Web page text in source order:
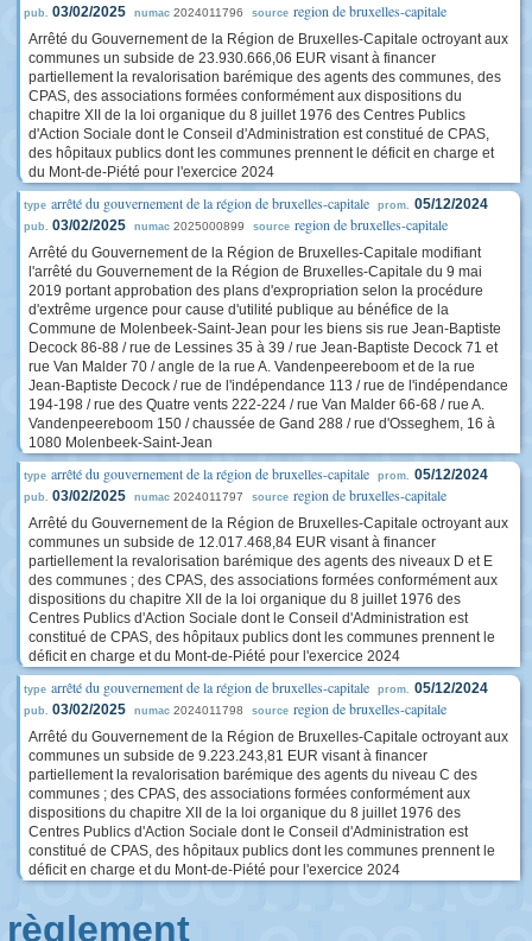
pub. 03/02/2025 numac 2024011796 source region de bruxelles-capitale
Arrêté du Gouvernement de la Région de Bruxelles-Capitale octroyant aux
communes un subside de 23.930.666,06 EUR visant à financer
partiellement la revalorisation barémique des agents des communes, des
CPAS, des associations formées conformément aux dispositions du
chapitre XII de la loi organique du 8 juillet 1976 des Centres Publics
d'Action Sociale dont le Conseil d'Administration est constitué de CPAS,
des hôpitaux publics dont les communes prennent le déficit en charge et
du Mont-de-Piété pour l'exercice 2024
type arrêté du gouvernement de la région de bruxelles-capitale prom. 05/12/2024
pub. 03/02/2025 numac 2025000899 source region de bruxelles-capitale
Arrêté du Gouvernement de la Région de Bruxelles-Capitale modifiant
l'arrêté du Gouvernement de la Région de Bruxelles-Capitale du 9 mai
2019 portant approbation des plans d'expropriation selon la procédure
d'extrême urgence pour cause d'utilité publique au bénéfice de la
Commune de Molenbeek-Saint-Jean pour les biens sis rue Jean-Baptiste
Decock 86-88 / rue de Lessines 35 à 39 / rue Jean-Baptiste Decock 71 et
rue Van Malder 70 / angle de la rue A. Vandenpeereboom et de la rue
Jean-Baptiste Decock / rue de l'indépendance 113 / rue de l'indépendance
194-198 / rue des Quatre vents 222-224 / rue Van Malder 66-68 / rue A.
Vandenpeereboom 150 / chaussée de Gand 288 / rue d'Osseghem, 16 à
1080 Molenbeek-Saint-Jean
type arrêté du gouvernement de la région de bruxelles-capitale prom. 05/12/2024
pub. 03/02/2025 numac 2024011797 source region de bruxelles-capitale
Arrêté du Gouvernement de la Région de Bruxelles-Capitale octroyant aux
communes un subside de 12.017.468,84 EUR visant à financer
partiellement la revalorisation barémique des agents des niveaux D et E
des communes ; des CPAS, des associations formées conformément aux
dispositions du chapitre XII de la loi organique du 8 juillet 1976 des
Centres Publics d'Action Sociale dont le Conseil d'Administration est
constitué de CPAS, des hôpitaux publics dont les communes prennent le
déficit en charge et du Mont-de-Piété pour l'exercice 2024
type arrêté du gouvernement de la région de bruxelles-capitale prom. 05/12/2024
pub. 03/02/2025 numac 2024011798 source region de bruxelles-capitale
Arrêté du Gouvernement de la Région de Bruxelles-Capitale octroyant aux
communes un subside de 9.223.243,81 EUR visant à financer
partiellement la revalorisation barémique des agents du niveau C des
communes ; des CPAS, des associations formées conformément aux
dispositions du chapitre XII de la loi organique du 8 juillet 1976 des
Centres Publics d'Action Sociale dont le Conseil d'Administration est
constitué de CPAS, des hôpitaux publics dont les communes prennent le
déficit en charge et du Mont-de-Piété pour l'exercice 2024
règlement